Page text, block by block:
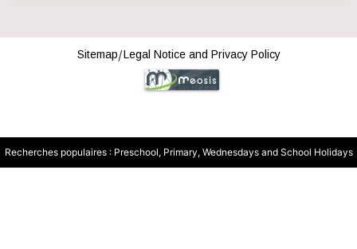
Sitemap Legal Notice and Privacy Policy
Recherches populaires : Preschool, Primary, Wednesdays and School Holidays